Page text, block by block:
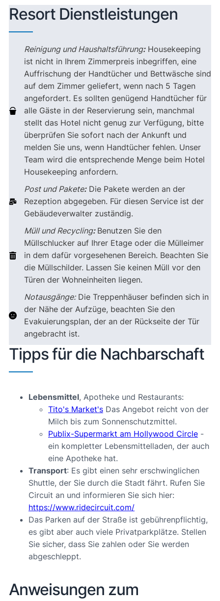
Resort Dienstleistungen
Reinigung und Haushaltsführung:Housekeeping
ist nicht in Ihrem Zimmerpreis inbegriffen, eine
Auffrischung der Handtücher und Bettwäsche sind
auf dem Zimmer geliefert, wenn nach 5 Tagen
angefordert. Es sollten genügend Handtücher für
alle Gäste in der Reservierung sein, manchmal
stellt das Hotel nicht genug zur Verfügung, bitte
überprüfen Sie sofort nach der Ankunft und
melden Sie uns, wenn Handtücher fehlen. Unser
Team wird die entsprechende Menge beim Hotel
Housekeeping anfordern.
Post und Pakete:Die Pakete werden an der
Rezeption abgegeben. Für diesen Service ist der
Gebäudeverwalter zuständig.
Müll und Recycling: Benutzen Sie den
Müllschlucker auf Ihrer Etage oder die Mülleimer
in dem dafür vorgesehenen Bereich. Beachten Sie
die Müllschilder. Lassen Sie keinen Müll vor den
Türen der Wohneinheiten liegen.
Notausgänge:Die Treppenhäuser befinden sich in
der Nähe der Aufzüge, beachten Sie den
Evakuierungsplan, der an der Rückseite der Tür
angebracht ist.
Tipps für die Nachbarschaft
Lebensmittel, Apotheke und Restaurants:
Tito's Market's Das Angebot reicht von der
Milch bis zum Sonnenschutzmittel.
Publix-Supermarkt am Hollywood Circle -
ein kompletter Lebensmittelladen, der auch
eine Apotheke hat.
Transport: Es gibt einen sehr erschwinglichen
Shuttle, der Sie durch die Stadt fährt. Rufen Sie
Circuit an und informieren Sie sich hier:
https://www.ridecircuit.com/
Das Parken auf der Straße ist gebührenpflichtig,
es gibt aber auch viele Privatparkplätze. Stellen
Sie sicher, dass Sie zahlen oder Sie werden
abgeschleppt.
Anweisungen zum